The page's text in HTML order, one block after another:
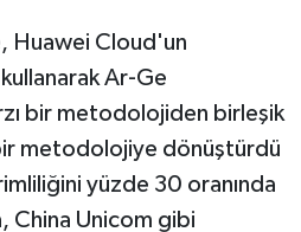
Huawei Cloud'un
Ar-Ge
bir metodolojiden birleşik
metodolojiye dönüştürdü
yüzde 30 oranında
China Unicom gibi